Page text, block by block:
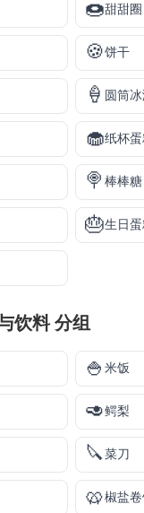
🍩甜甜圈
🍪饼干
🍦 圆筒
🧁纸杯
🍭 棒棒糖
🎂生日
饮料分组
🍚 米饭
🥑鳄梨
🔪菜刀
🥨椒盐